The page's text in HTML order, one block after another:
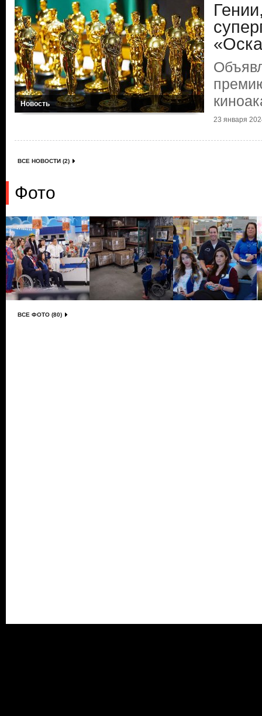
Новость
23 января
ВСЕ НОВОСТИ (2)
Фото
ВСЕ ФОТО (80)